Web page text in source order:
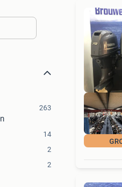
263
14
2
2